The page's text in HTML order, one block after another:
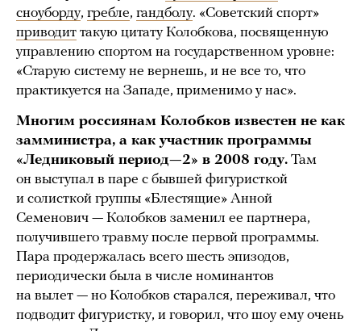
сноуборду, гребле, гандболу. «Советский спорт»
приводит такую цитату Колобкова, посвященную
управлению спортом на государственном уровне:
«Старую систему не вернешь, и не все то, что
практикуется на Западе, применимо у нас».
Многим россиянам Колобков известен не как
замминистра, а как участник программы
«Ледниковый период—2» в 2008 году. Там
он выступал в паре с бывшей фигуристкой
и солисткой группы «Блестящие» Анной
Семенович — Колобков заменил ее партнера,
получившего травму после первой программы.
Пара продержалась всего шесть эпизодов,
периодически была в числе номинантов
на вылет — но Колобков старался, переживал, что
подводит фигуристку, и говорил, что шоу ему очень